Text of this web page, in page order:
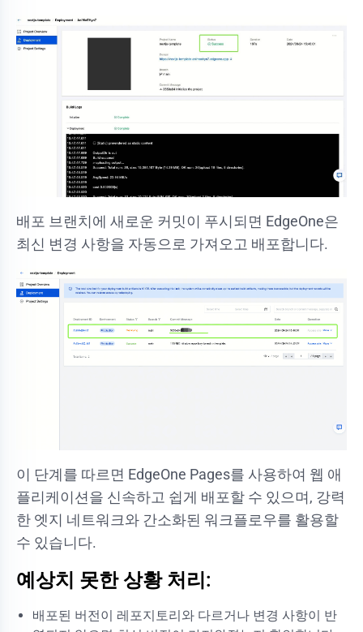
배포 브랜치에 새로운 커밋이 푸시되면 EdgeOne은
최신 변경 사항을 자동으로 가져오고 배포합니다.
이 단계를 따르면 EdgeOne Pages를 사용하여 웹 애
플리케이션을 신속하고 쉽게 배포할 수 있으며, 강력
한 엣지 네트워크와 간소화된 워크플로우를 활용할
수 있습니다.
예상치 못한 상황 처리:
배포된 버전이 레포지토리와 다르거나 변경 사항이 반